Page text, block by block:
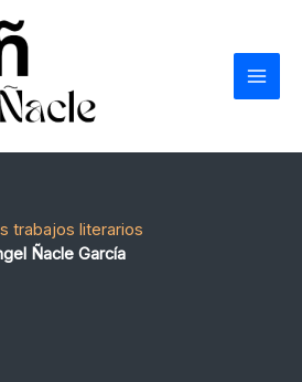
trabajos literarios
Ñacle García